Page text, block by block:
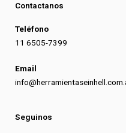
Contactanos
Teléfono
11 6505-7399
Email
Seguinos